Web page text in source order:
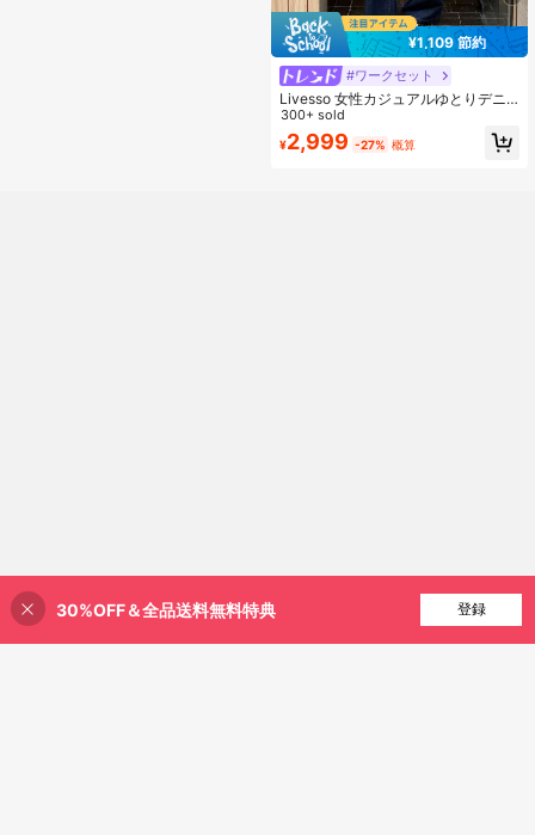
¥1,109 節約
#ワークセット
Livesso 女性カジュアルゆとりデニ
ムベスト&ジーンズセット、セットア
ップ レディース
300+ sold
¥2,999 -27% 概算
43% 割引！ 買い物かごに追加
30%OFF＆全品送料無料特典 登録